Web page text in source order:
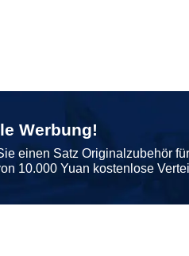
Werbung!
einen Satz Originalzubehör
10.000 Yuan kostenlose